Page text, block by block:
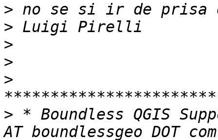
>
>
>
>
>
> * Boundless QGIS